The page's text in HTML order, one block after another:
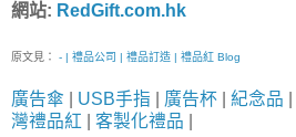
網站: RedGift.com.hk
原文見： - | 禮品公司 | 禮品訂造 | 禮品紅 Blog
廣告傘 USB手指 廣告杯 紀念品
灣禮品紅
客製化禮品